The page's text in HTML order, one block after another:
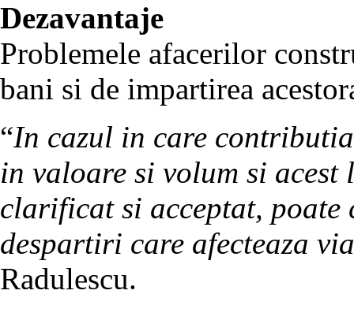
Dezavantaje
Problemele afacerilor
bani si de impartirea
“In cazul in care
in valoare si volum si acest
clarificat si acceptat,
despartiri care afecteaza
Radulescu.